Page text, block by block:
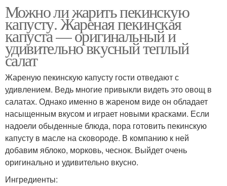
Можно ли жарить пекинскую
капусту. Жареная пекинская
капуста — оригинальный и
удивительно вкусный теплый
салат
Жареную пекинскую капусту гости отведают с
удивлением. Ведь многие привыкли видеть это овощ в
салатах. Однако именно в жареном виде он обладает
насыщенным вкусом и играет новыми красками. Если
надоели обыденные блюда, пора готовить пекинскую
капусту в масле на сковороде. В компанию к ней
добавим яблоко, морковь, чеснок. Выйдет очень
оригинально и удивительно вкусно.
Ингредиенты: